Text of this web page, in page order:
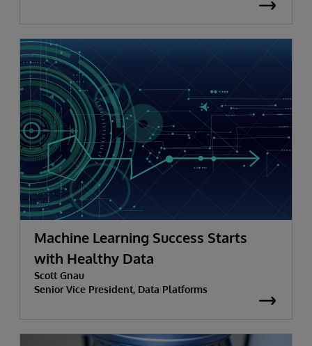
Machine Learning Success Starts
with Healthy Data
Scott Gnau
Senior Vice President, Data Platforms